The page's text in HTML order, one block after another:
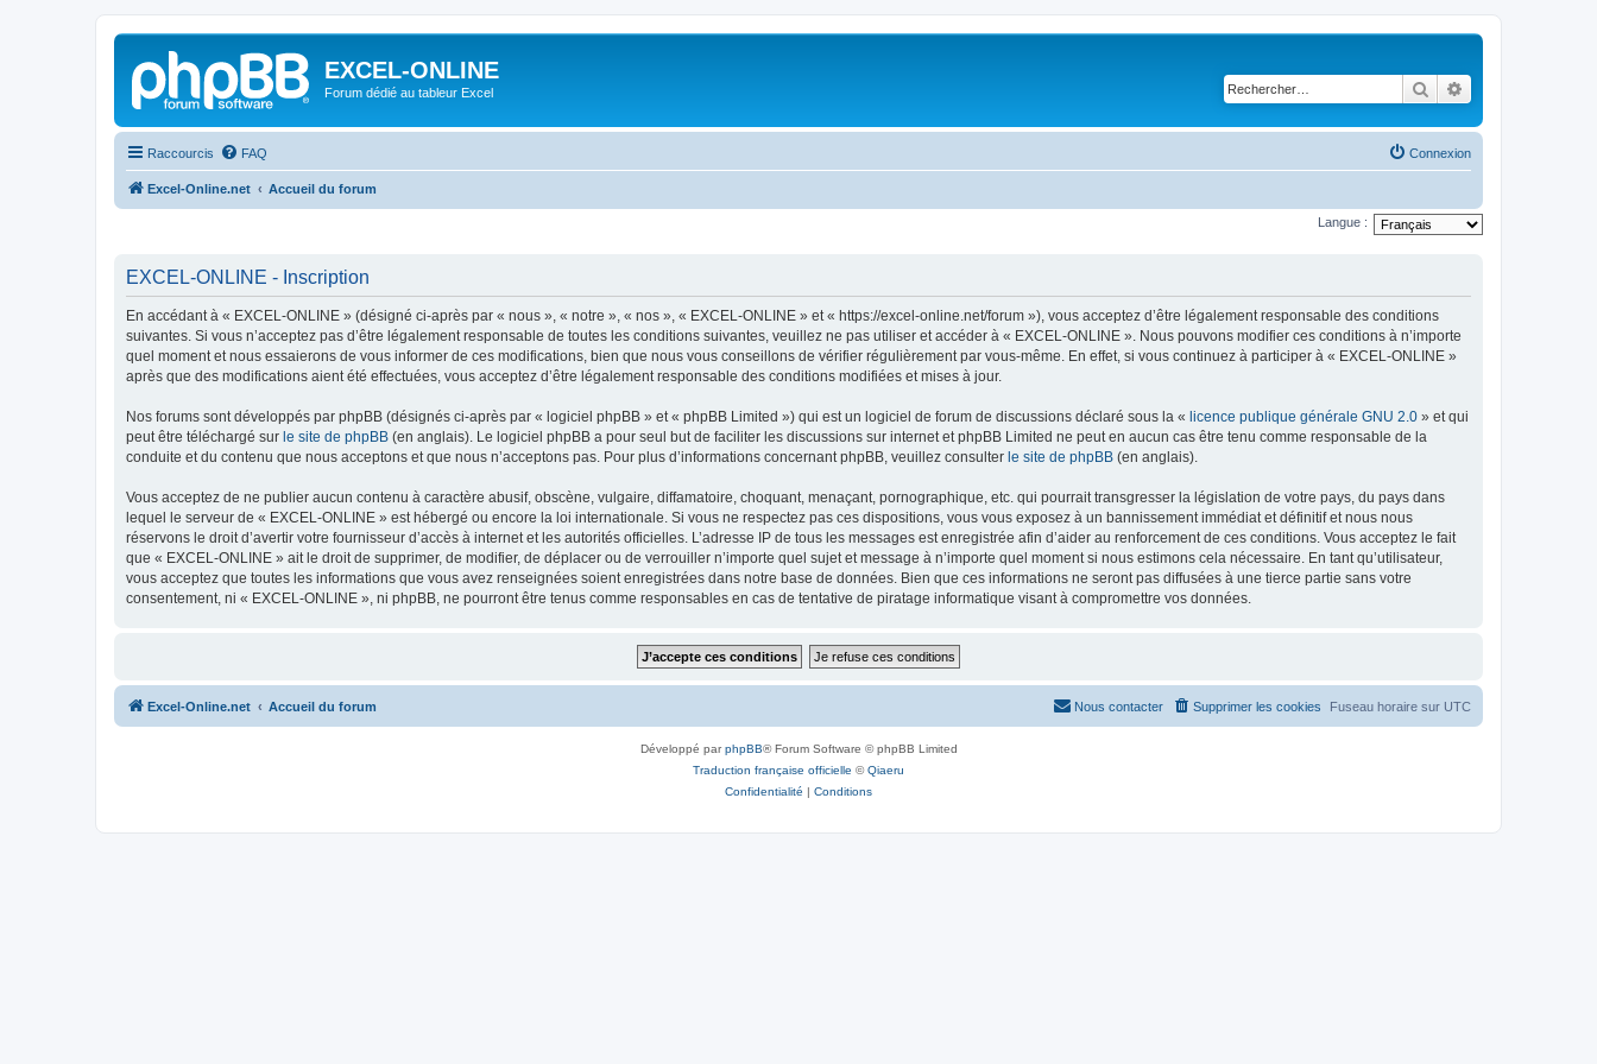
EXCEL-ONLINE
Forum dédié au tableur Excel Rechercher
Raccourcis FAQ Connexion
Excel-Online.net Accueil du forum
Langue :
EXCEL-ONLINE - Inscription
En accédant à « EXCEL-ONLINE » (désigné ci-après par « nous », « notre », « nos », « EXCEL-ONLINE » et « https://excel-online.net/forum »), vous acceptez d’être légalement responsable des conditions
suivantes. Si vous n’acceptez pas d’être légalement responsable de toutes les conditions suivantes, veuillez ne pas utiliser et accéder à « EXCEL-ONLINE ». Nous pouvons modifier ces conditions à n’importe
quel moment et nous essaierons de vous informer de ces modifications, bien que nous vous conseillons de vérifier régulièrement par vous-même. En effet, si vous continuez à participer à « EXCEL-ONLINE »
après que des modifications aient été effectuées, vous acceptez d’être légalement responsable des conditions modifiées et mises à jour.
Nos forums sont développés par phpBB (désignés ci-après par « logiciel phpBB » et « phpBB Limited ») qui est un logiciel de forum de discussions déclaré sous la « licence publique générale GNU 2.0 » et qui
peut être téléchargé sur le site de phpBB (en anglais). Le logiciel phpBB a pour seul but de faciliter les discussions sur internet et phpBB Limited ne peut en aucun cas être tenu comme responsable de la
conduite et du contenu que nous acceptons et que nous n’acceptons pas. Pour plus d’informations concernant phpBB, veuillez consulter le site de phpBB (en anglais).
Vous acceptez de ne publier aucun contenu à caractère abusif, obscène, vulgaire, diffamatoire, choquant, menaçant, pornographique, etc. qui pourrait transgresser la législation de votre pays, du pays dans
lequel le serveur de « EXCEL-ONLINE » est hébergé ou encore la loi internationale. Si vous ne respectez pas ces dispositions, vous vous exposez à un bannissement immédiat et définitif et nous nous
réservons le droit d’avertir votre fournisseur d’accès à internet et les autorités officielles. L’adresse IP de tous les messages est enregistrée afin d’aider au renforcement de ces conditions. Vous acceptez le fait
que « EXCEL-ONLINE » ait le droit de supprimer, de modifier, de déplacer ou de verrouiller n’importe quel sujet et message à n’importe quel moment si nous estimons cela nécessaire. En tant qu’utilisateur,
vous acceptez que toutes les informations que vous avez renseignées soient enregistrées dans notre base de données. Bien que ces informations ne seront pas diffusées à une tierce partie sans votre
consentement, ni « EXCEL-ONLINE », ni phpBB, ne pourront être tenus comme responsables en cas de tentative de piratage informatique visant à compromettre vos données.
Excel-Online.net Accueil du forum Fuseau horaire sur UTC
Supprimer les cookies
Nous contacter
Développé parphpBB® Forum Software © phpBB Limited
Traduction française officielle ©Qiaeru
Confidentialité | Conditions